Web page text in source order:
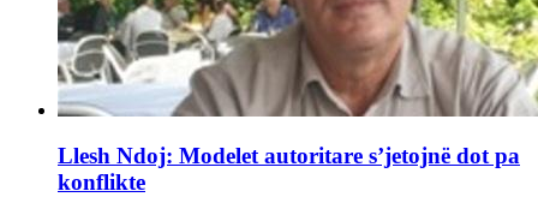
Llesh Ndoj: Modelet autoritare s’jetojnë dot pa
konflikte